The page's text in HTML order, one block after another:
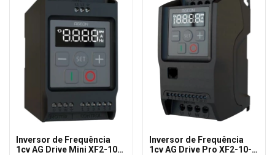
Inversor de Frequência
1cv AG Drive Mini XF2-10-
Inversor de Frequência
1cv AG Drive Pro XF2-10-